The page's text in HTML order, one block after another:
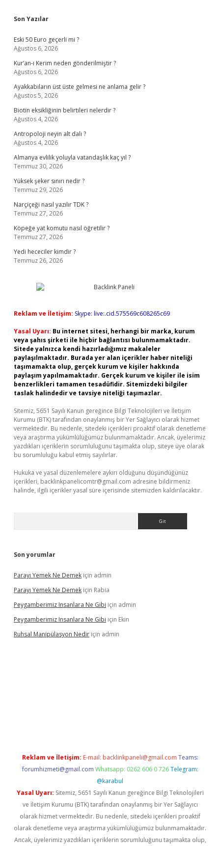
Sidebar
Son Yazılar
Eski 50 Euro geçerli mi ?
Ağustos 6, 2026
Kur’an-ı Kerim neden gönderilmiştir ?
Ağustos 6, 2026
Ayakkabıların üst üste gelmesi ne anlama gelir ?
Ağustos 5, 2026
Biotin eksikliğinin belirtileri nelerdir ?
Ağustos 4, 2026
Antropoloji neyin alt dalı ?
Ağustos 4, 2026
Almanya evlilik yoluyla vatandaşlık kaç yıl ?
Temmuz 30, 2026
Yüksek şeker sınırı nedir ?
Temmuz 29, 2026
Narçiçeği nasıl yazılır TDK ?
Temmuz 27, 2026
Köpeğe yat komutu nasıl öğretilir ?
Temmuz 27, 2026
Yedi hececiler kimdir ?
Temmuz 26, 2026
Reklam ve İletişim: Skype: live:.cid.575569c608265c69
Yasal Uyarı: Bu internet sitesi, herhangi bir marka, kurum
veya şahıs şirketi ile hiçbir bağlantısı bulunmamaktadır.
Sitede yalnızca kendi hazırladığımız makaleler
paylaşılmaktadır. Burada yer alan içerikler haber niteliği
taşımamakta olup, gerçek kurum ve kişiler hakkında
paylaşım yapılmamaktadır. Gerçek kurum ve kişiler ile isim
benzerlikleri tamamen tesadüfidir. Sitemizdeki bilgiler
taslak halindedir ve tavsiye niteliği taşımazlar.
Sitemiz, 5651 Sayılı Kanun gereğince Bilgi Teknolojileri ve İletişim
Kurumu (BTK) tarafından onaylanmış bir Yer Sağlayıcı olarak hizmet
vermektedir. Bu nedenle, sitedeki içerikleri proaktif olarak denetleme
veya araştırma yükümlülüğümüz bulunmamaktadır. Ancak, üyelerimiz
yazdıkları içeriklerin sorumluluğunu taşımakta olup, siteye üye olarak
bu sorumluluğu kabul etmiş sayılırlar.
Hukuka ve yasal düzenlemelere aykırı olduğunu düşündüğünüz
içerikleri, backlinkpanelicomtr@gmail.com adresine bildirmeniz
halinde, ilgili içerikler yasal süre içerisinde sitemizden kaldırılacaktır.
Son yorumlar
Parayı Yemek Ne Demek için admin
Parayı Yemek Ne Demek için Rabia
Peygamberimiz Insanlara Ne Gibi için admin
Peygamberimiz Insanlara Ne Gibi için Ekin
Ruhsal Manipülasyon Nedir için admin
Reklam ve İletişim: E-mail: backlinkpaneli@gmail.com Teams:
forumhizmeti@gmail.com Whatsapp: 0262 606 0 726 Telegram:
@karabul
Yasal Uyarı: Sitemiz, 5651 Sayılı Kanun gereğince Bilgi Teknolojileri
ve İletişim Kurumu (BTK) tarafından onaylanmış bir Yer Sağlayıcı
olarak hizmet vermektedir. Bu nedenle, sitedeki içerikleri proaktif
olarak denetleme veya araştırma yükümlülüğümüz bulunmamaktadır.
Ancak, üyelerimiz yazdıkları içeriklerin sorumluluğunu taşımakta olup,